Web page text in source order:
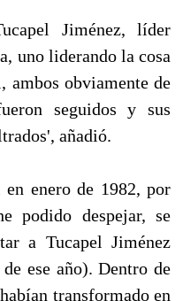
Jiménez, líder
uno liderando la cosa
obviamente de
seguidos y sus
añadió.
enero de 1982, por
podido despejar, se
a Tucapel Jiménez
ese año). Dentro de
transformado en